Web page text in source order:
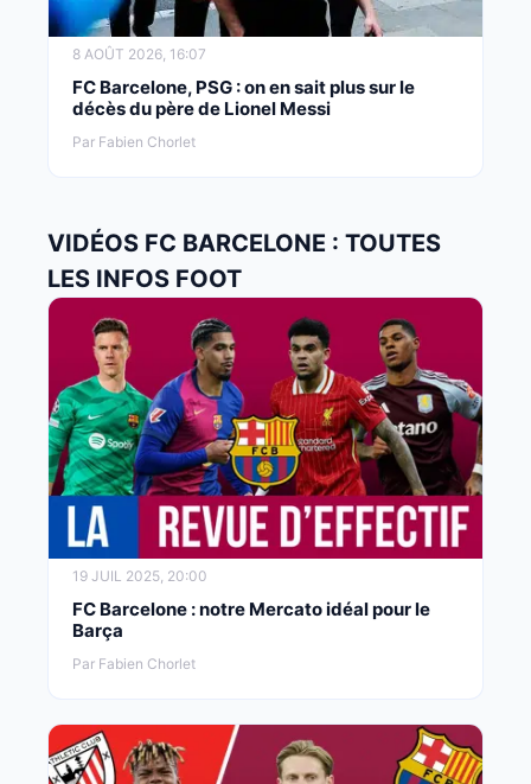
8 AOÛT 2026, 16:07
FC Barcelone, PSG : on en sait plus sur le
décès du père de Lionel Messi
Par Fabien Chorlet
VIDÉOS FC BARCELONE : TOUTES
LES INFOS FOOT
19 JUIL 2025, 20:00
FC Barcelone : notre Mercato idéal pour le
Barça
Par Fabien Chorlet